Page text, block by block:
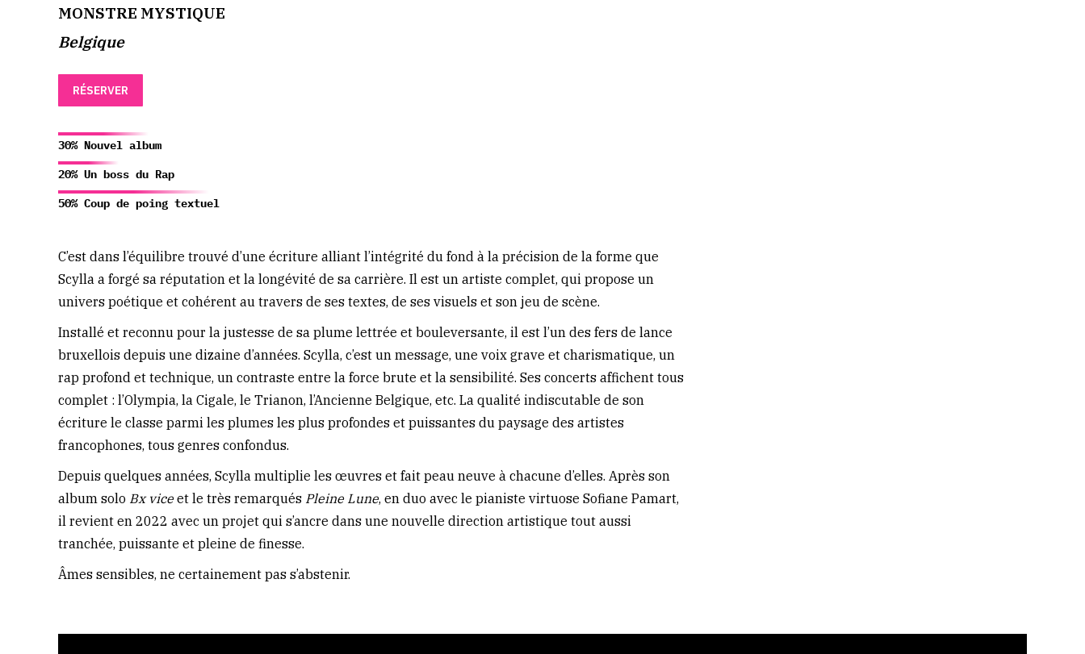
MONSTRE MYSTIQUE
Belgique
RÉSERVER
30% Nouvel album
20% Un boss du Rap
50% Coup de poing textuel
C’est dans l’équilibre trouvé d’une écriture alliant l’intégrité du fond à la précision de la forme que
Scylla a forgé sa réputation et la longévité de sa carrière. Il est un artiste complet, qui propose un
univers poétique et cohérent au travers de ses textes, de ses visuels et son jeu de scène.
Installé et reconnu pour la justesse de sa plume lettrée et bouleversante, il est l’un des fers de lance
bruxellois depuis une dizaine d’années. Scylla, c’est un message, une voix grave et charismatique, un
rap profond et technique, un contraste entre la force brute et la sensibilité. Ses concerts affichent tous
complet : l’Olympia, la Cigale, le Trianon, l’Ancienne Belgique, etc. La qualité indiscutable de son
écriture le classe parmi les plumes les plus profondes et puissantes du paysage des artistes
francophones, tous genres confondus.
Depuis quelques années, Scylla multiplie les œuvres et fait peau neuve à chacune d’elles. Après son
album solo Bx viceet le très remarqués Pleine Lune, en duo avec le pianiste virtuose Sofiane Pamart,
il revient en 2022 avec un projet qui s’ancre dans une nouvelle direction artistique tout aussi
tranchée, puissante et pleine de finesse.
Âmes sensibles, ne certainement pas s’abstenir.